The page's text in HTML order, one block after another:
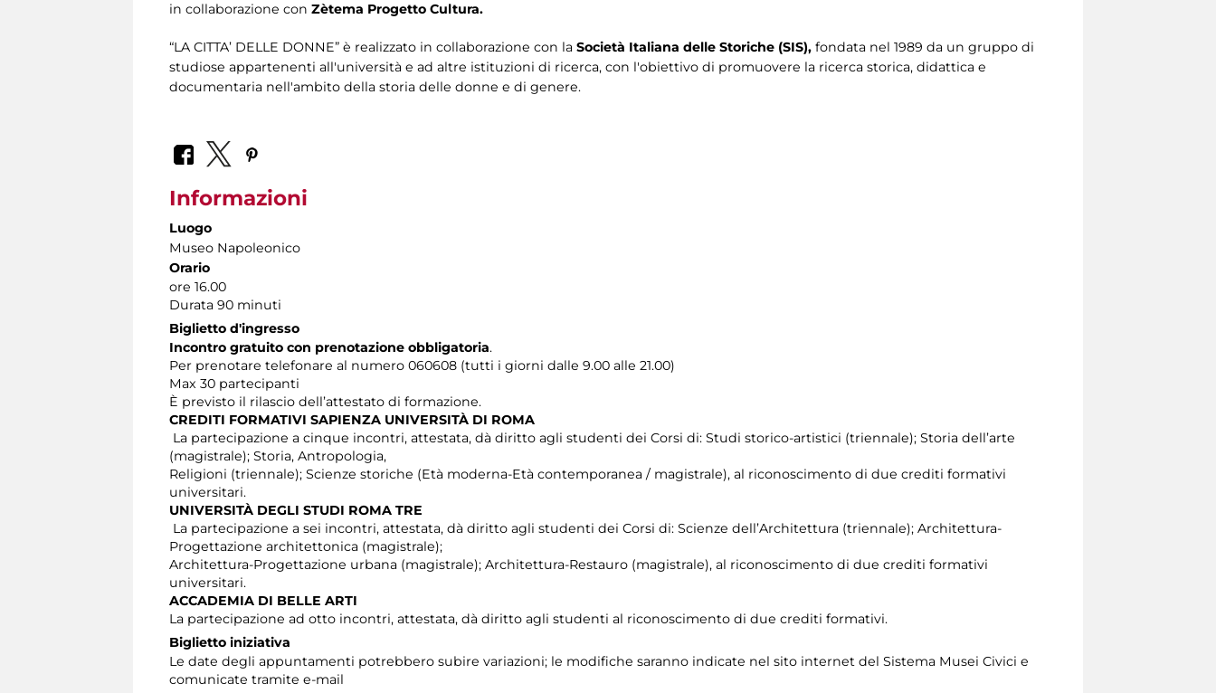
in collaborazione con Zètema Progetto Cultura.
“LA CITTA’ DELLE DONNE” è realizzato in collaborazione con la Società Italiana delle Storiche (SIS), fondata nel 1989 da un gruppo di
studiose appartenenti all'università e ad altre istituzioni di ricerca, con l'obiettivo di promuovere la ricerca storica, didattica e
documentaria nell'ambito della storia delle donne e di genere.
Informazioni
Luogo
Museo Napoleonico
Orario
ore 16.00
Durata 90 minuti
Biglietto d'ingresso
Incontro gratuito con prenotazione obbligatoria.
Per prenotare telefonare al numero 060608 (tutti i giorni dalle 9.00 alle 21.00)
Max 30 partecipanti
È previsto il rilascio dell’attestato di formazione.
CREDITI FORMATIVI SAPIENZA UNIVERSITÀ DI ROMA
La partecipazione a cinque incontri, attestata, dà diritto agli studenti dei Corsi di: Studi storico-artistici (triennale); Storia dell’arte
(magistrale); Storia, Antropologia,
Religioni (triennale); Scienze storiche (Età moderna-Età contemporanea / magistrale), al riconoscimento di due crediti formativi
universitari.
UNIVERSITÀ DEGLI STUDI ROMA TRE
La partecipazione a sei incontri, attestata, dà diritto agli studenti dei Corsi di: Scienze dell’Architettura (triennale); Architettura-
Progettazione architettonica (magistrale);
Architettura-Progettazione urbana (magistrale); Architettura-Restauro (magistrale), al riconoscimento di due crediti formativi
universitari.
ACCADEMIA DI BELLE ARTI
La partecipazione ad otto incontri, attestata, dà diritto agli studenti al riconoscimento di due crediti formativi.
Biglietto iniziativa
Le date degli appuntamenti potrebbero subire variazioni; le modifiche saranno indicate nel sito internet del Sistema Musei Civici e
comunicate tramite e-mail